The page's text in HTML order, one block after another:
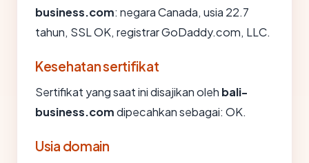
business.com: negara Canada, usia 22.7
tahun, SSL OK, registrar GoDaddy.com, LLC.
Kesehatan sertifikat
Sertifikat yang saat ini disajikan oleh bali-
business.comdipecahkan sebagai: OK.
Usia domain